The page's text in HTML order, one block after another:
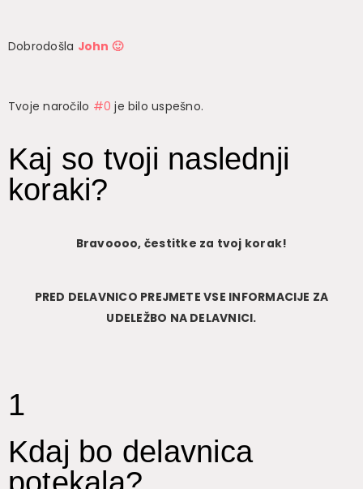
Dobrodošla John 🙂
Tvoje naročilo #0je bilo uspešno.
Kaj so tvoji naslednji
koraki?
Bravoooo, čestitke za tvoj korak!
PRED DELAVNICO PREJMETE VSE INFORMACIJE ZA
UDELEŽBO NA DELAVNICI.
1
Kdaj bo delavnica